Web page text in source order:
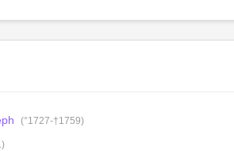
(°1727-†1759)